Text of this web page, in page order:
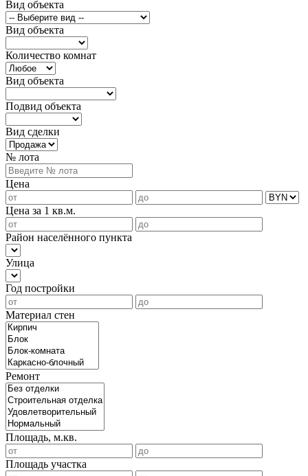
Вид объекта
Вид объекта
Количество комнат
Вид объекта
Подвид объекта
Вид сделки
№ лота
Цена
Цена за 1 кв.м.
Район населённого пункта
Улица
Год постройки
Материал стен
Ремонт
Площадь, м.кв.
Площадь участка